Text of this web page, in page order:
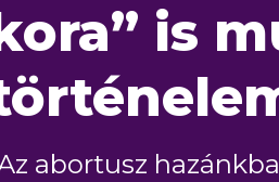
is
abortusz